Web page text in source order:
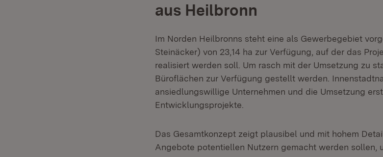
aus Heilbronn
Im Norden Heilbronns steht eine als Gewerbegebiet
Steinäcker) von 23,14 ha zur Verfügung, auf der das
realisiert werden soll. Um rasch mit der Umsetzung zu
Büroflächen zur Verfügung gestellt werden.
ansiedlungswillige Unternehmen und die Umsetzung
Entwicklungsprojekte.
Das Gesamtkonzept zeigt plausibel und mit hohem
Angebote potentiellen Nutzern gemacht werden sollen,